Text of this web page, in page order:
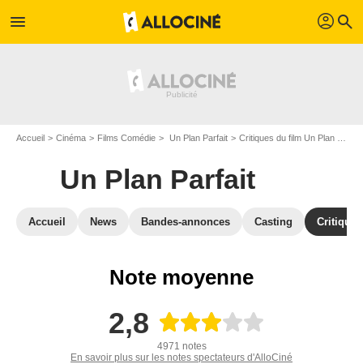
menu profil search
Accueil Cinéma Films Comédie Un Plan Parfait Critiques du film Un Plan Parfait
Un Plan Parfait
Accueil News Bandes-annonces Casting
Note moyenne
2,8
4971 notes
En savoir plus sur les notes spectateurs d'AlloCiné